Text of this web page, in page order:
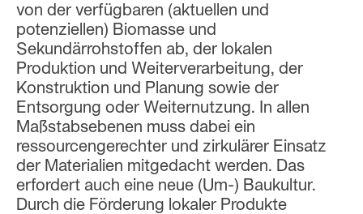
von der verfügbaren (aktuellen und
potenziellen) Biomasse und
Sekundärrohstoffen ab, der lokalen
Produktion und Weiterverarbeitung, der
Konstruktion und Planung sowie der
Entsorgung oder Weiternutzung. In allen
Maßstabsebenen muss dabei ein
ressourcengerechter und zirkulärer Einsatz
der Materialien mitgedacht werden. Das
erfordert auch eine neue (Um-) Baukultur.
Durch die Förderung lokaler Produkte